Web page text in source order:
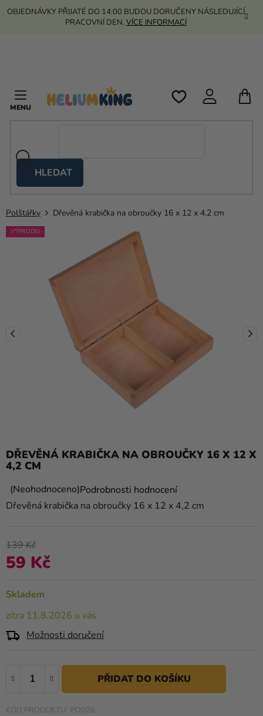
Přejít
OBJEDNÁVKY PŘIJATÉ DO 14:00 BUDOU DORUČENY NÁSLEDUJÍCÍ
PRACOVNÍ DEN. VÍCE INFORMACÍ
HLEDAT
stany
Kanekalon
balónky
Svatba
Dárky
merch
Kreativní
potřeby
produkty
Témata
Výprodej
Naše
Polštářky Dřevěná krabička na obroučky 16 x 12 x 4,2 cm
DŘEVĚNÁ KRABIČKA NA OBROUČKY 16 X 12 X
4,2 CM
Průměrné
hodnocení
0,0
z
5
NeohodnocenoPodrobnosti hodnocení
Dřevěná krabička na obroučky 16 x 12 x 4,2 cm
Skladem
zítra 11.8.2026 u vás
Možnosti doručení
139 Kč
59 Kč
PD028
VÝPRODEJ